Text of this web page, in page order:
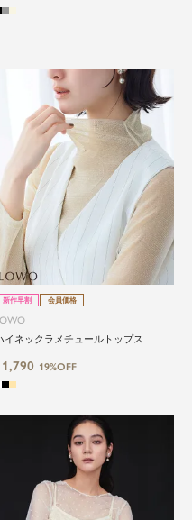
新作早割 会員価格
イネックラメチュールトップス
1,790 19%OFF